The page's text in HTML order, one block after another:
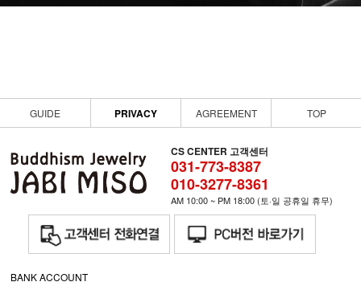
GUIDE PRIVACY AGREEMENT TOP
CS CENTER 고객센터
031-773-8387
010-3277-8361
AM 10:00 ~ PM 18:00 (토·일 공휴일 휴무)
BANK ACCOUNT